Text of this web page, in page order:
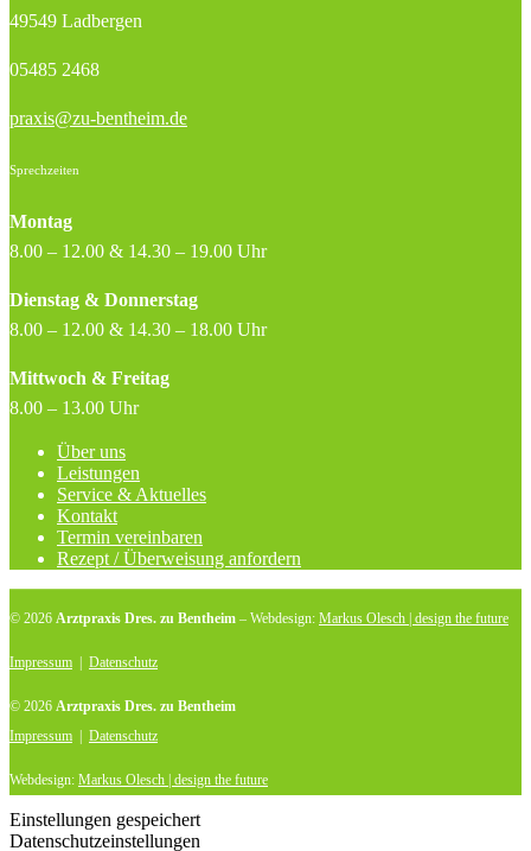
49549 Ladbergen
05485 2468
praxis@zu-bentheim.de
Sprechzeiten
Montag
8.00 – 12.00 & 14.30 – 19.00 Uhr
Dienstag & Donnerstag
8.00 – 12.00 & 14.30 – 18.00 Uhr
Mittwoch & Freitag
8.00 – 13.00 Uhr
Über uns
Leistungen
Service & Aktuelles
Kontakt
Termin vereinbaren
Rezept / Überweisung anfordern
© 2026 Arztpraxis Dres. zu Bentheim – Webdesign: Markus Olesch | design the future
Impressum Datenschutz
© 2026 Arztpraxis Dres. zu Bentheim
Impressum
Datenschutz
Webdesign: Markus Olesch | design the future
Einstellungen gespeichert
Datenschutzeinstellungen